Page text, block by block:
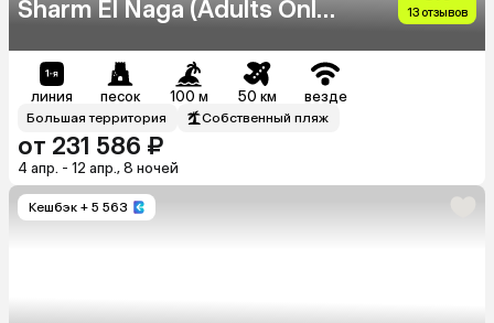
Sharm El Naga (Adults Only
13 отзывов
линия песок 100 м 50 км везде
Большая территория Собственный пляж
от 231 586 ₽
4 апр. - 12 апр., 8 ночей
Кешбэк + 5 563